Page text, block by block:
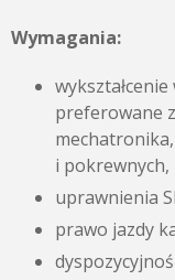
Wymagania:
preferowane
i pokrewnych,
uprawnienia
prawo jazdy